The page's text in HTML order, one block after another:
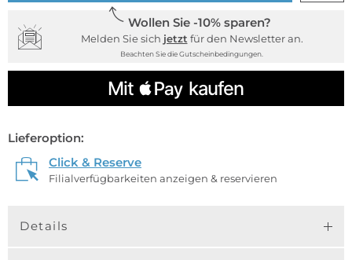
Wollen Sie -10% sparen?
Melden Sie sich jetzt für den Newsletter an.
Beachten Sie die Gutscheinbedingungen.
Lieferoption:
Click & Reserve
Filialverfügbarkeiten anzeigen & reservieren
Details